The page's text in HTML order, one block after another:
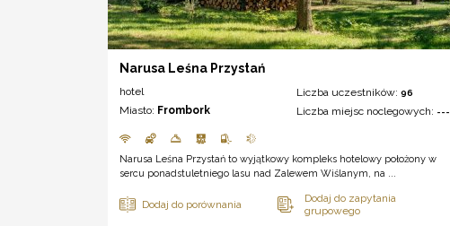
Narusa Leśna Przystań
hotel
Miasto: Frombork
Liczba uczestników:96
Liczba miejsc noclegowych: ---
Narusa Leśna Przystań to wyjątkowy kompleks hotelowy położony w
sercu ponadstuletniego lasu nad Zalewem Wiślanym, na ...